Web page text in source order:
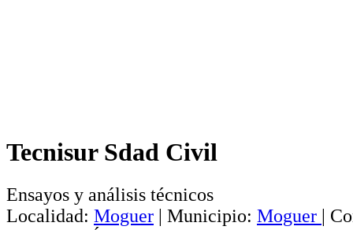
Tecnisur Sdad Civil
Ensayos y análisis técnicos
Localidad: Moguer | Municipio: Moguer |